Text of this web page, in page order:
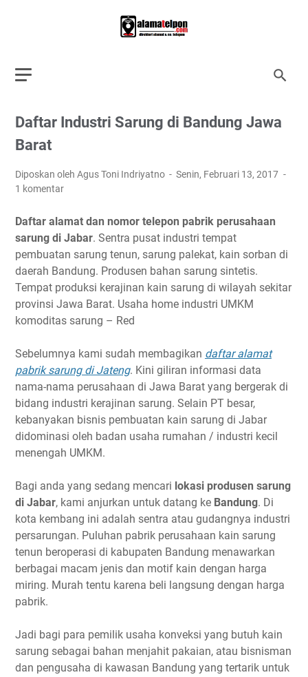
Daftar Industri Sarung di Bandung Jawa
Barat
Diposkan oleh Agus Toni Indriyatno
Senin, Februari 13, 2017
1 komentar
Daftar alamat dan nomor telepon pabrik perusahaan
sarung di Jabar. Sentra pusat industri tempat
pembuatan sarung tenun, sarung palekat, kain sorban di
daerah Bandung. Produsen bahan sarung sintetis.
Tempat produksi kerajinan kain sarung di wilayah sekitar
provinsi Jawa Barat. Usaha home industri UMKM
komoditas sarung – Red
Sebelumnya kami sudah membagikan daftar alamat
pabrik sarung di Jateng. Kini giliran informasi data
nama-nama perusahaan di Jawa Barat yang bergerak di
bidang industri kerajinan sarung. Selain PT besar,
kebanyakan bisnis pembuatan kain sarung di Jabar
didominasi oleh badan usaha rumahan / industri kecil
menengah UMKM.
Bagi anda yang sedang mencari lokasi produsen sarung
di Jabar, kami anjurkan untuk datang ke Bandung. Di
kota kembang ini adalah sentra atau gudangnya industri
persarungan. Puluhan pabrik perusahaan kain sarung
tenun beroperasi di kabupaten Bandung menawarkan
berbagai macam jenis dan motif kain dengan harga
miring. Murah tentu karena beli langsung dengan harga
pabrik.
Jadi bagi para pemilik usaha konveksi yang butuh kain
sarung sebagai bahan menjahit pakaian, atau bisnisman
dan pengusaha di kawasan Bandung yang tertarik untuk